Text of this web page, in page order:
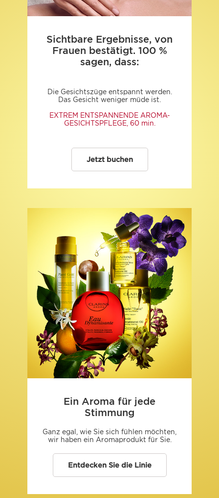
Sichtbare Ergebnisse, von
Frauen bestätigt. 100 %
sagen, dass:
Die Gesichtszüge entspannt werden.
Das Gesicht weniger müde ist.
EXTREM ENTSPANNENDE AROMA-
GESICHTSPFLEGE, 60 min.
Jetzt buchen
Ein Aroma für jede
Stimmung
Ganz egal, wie Sie sich fühlen möchten,
wir haben ein Aromaprodukt für Sie.
Entdecken Sie die Linie